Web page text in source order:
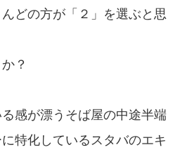
どの方が「２」を選ぶと思
？
感が漂うそば屋の中途半端
特化しているスタバのエキ